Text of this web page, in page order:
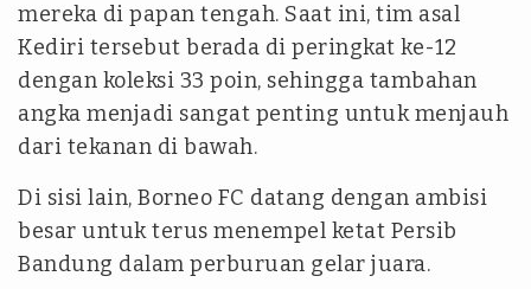
mereka di papan tengah. Saat ini, tim asal
Kediri tersebut berada di peringkat ke-12
dengan koleksi 33 poin, sehingga tambahan
angka menjadi sangat penting untuk menjauh
dari tekanan di bawah.
Di sisi lain, Borneo FC datang dengan ambisi
besar untuk terus menempel ketat Persib
Bandung dalam perburuan gelar juara.